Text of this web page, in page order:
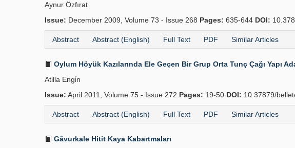
Aynur Özfırat
Issue: December 2009, Volume 73 - Issue 268 Pages: 635-644 DOI:
Abstract Abstract (English) Full Text PDF Similar Articles
Oylum Höyük Kazılarında Ele Geçen Bir Grup Orta Tunç Çağı Yapı
Atilla Engi̇n
Issue: April 2011, Volume 75 - Issue 272 Pages: 19-50 DOI: 10.37879/
Abstract Abstract (English) Full Text PDF Similar Articles
Gâvurkale Hitit Kaya Kabartmaları